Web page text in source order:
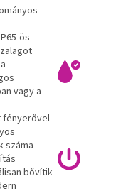
ös
vagy a
fényerővel
száma
bővítik